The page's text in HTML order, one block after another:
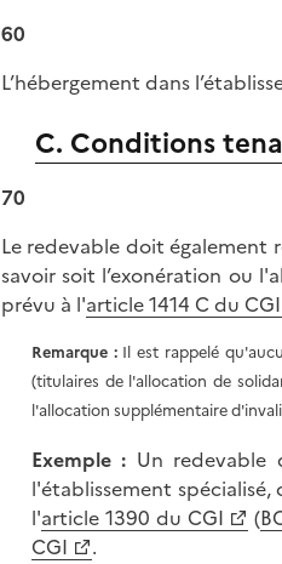
60
L’hébergement dans
C. Conditions
70
Le redevable doit également
savoir soit l’exonération ou
prévu à l'article 1414 C du CGI
Remarque :Il est rappelé
(titulaires de l'allocation de
l'allocation supplémentaire
Exemple : Un
l'établissement
l'article 1390 du CGI (
CGI
.